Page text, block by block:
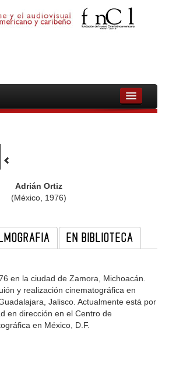
Adrián Ortiz
(México, 1976)
EN BIBLIOTECA
en la ciudad de Zamora, Michoacán.
y realización cinematográfica en
Jalisco. Actualmente está por
en dirección en el Centro de
en México, D.F.